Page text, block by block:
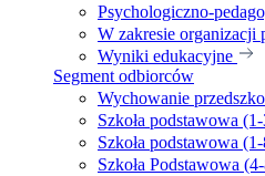
Psychologiczno-
W zakresie organizacji
Wyniki edukacyjne
Segment odbiorców
Wychowanie
Szkoła podstawowa
Szkoła podstawowa
Szkoła Podstawowa